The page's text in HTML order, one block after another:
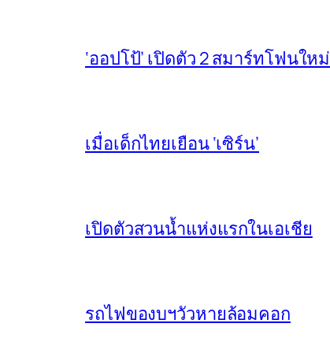
‘ออปโป้’ เปิดตัว 2 สมาร์ทโฟนใหม่
เมื่อเด็กไทยเยือน ‘เซิร์น’
เปิดตัวสวนน้ำแห่งแรกในเอเชีย
รถไฟของบฯวัวหายล้อมคอก